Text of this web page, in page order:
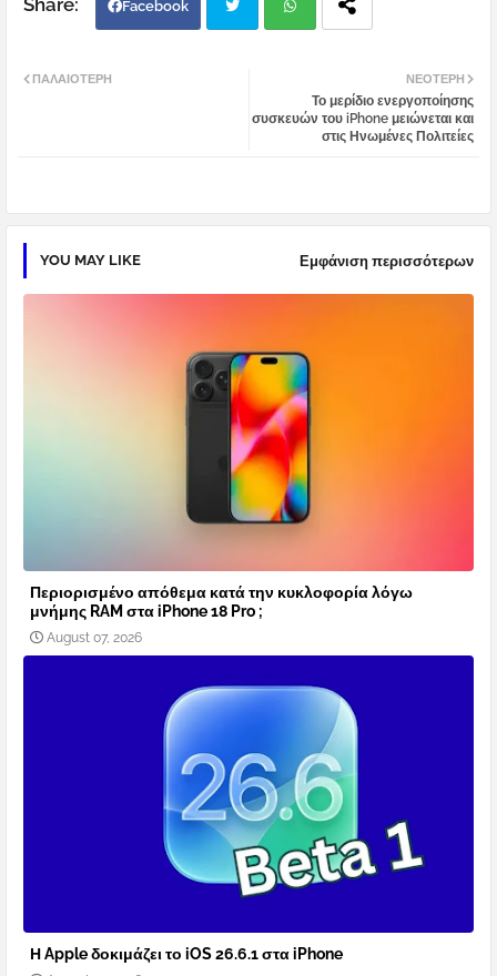
Facebook
ΝΕΌΤΕΡΗ
Το μερίδιο ενεργοποίησης
συσκευών του iPhone μειώνεται και
στις Ηνωμένες Πολιτείες
ΠΑΛΑΙΌΤΕΡΗ
YOU MAY LIKE Εμφάνιση περισσότερων
Περιορισμένο απόθεμα κατά την κυκλοφορία λόγω
μνήμης RAM στα iPhone 18 Pro ;
August 07, 2026
Η Apple δοκιμάζει το iOS 26.6.1 στα iPhone